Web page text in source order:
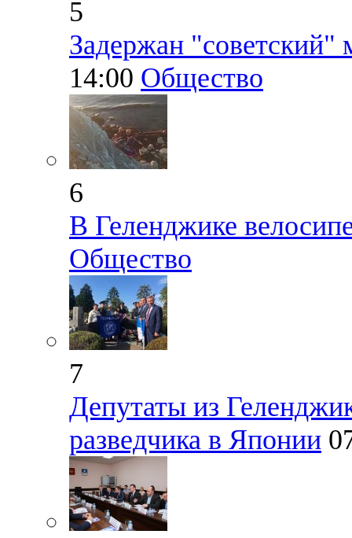
5
Задержан
14:00 Общество
6
В Геленджике
Общество
7
Депутаты из
разведчика в Японии